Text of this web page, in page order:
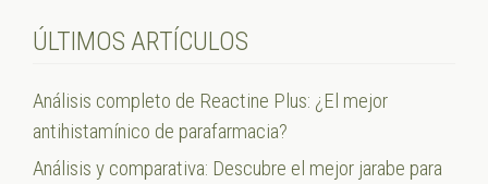
ÚLTIMOS ARTÍCULOS
Análisis completo de Reactine Plus: ¿El mejor
antihistamínico de parafarmacia?
Análisis y comparativa: Descubre el mejor jarabe para